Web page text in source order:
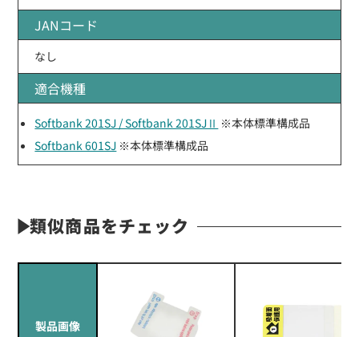
JANコード
なし
適合機種
Softbank 201SJ / Softbank 201SJⅡ ※本体標準構成品
Softbank 601SJ ※本体標準構成品
類似商品をチェック
製品画像